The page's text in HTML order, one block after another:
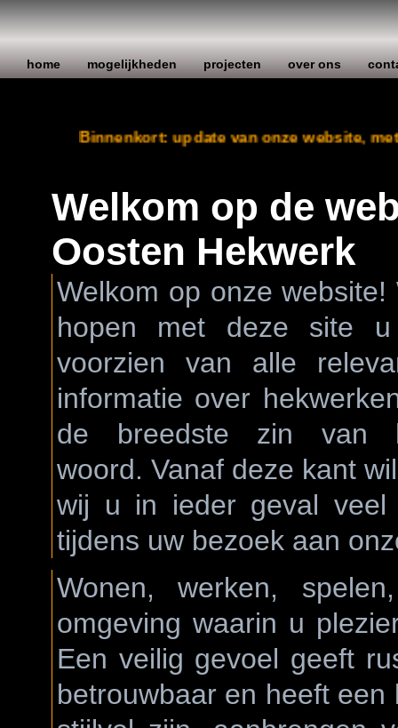
home mogelijkheden projecten over ons
Binnenkort: update van onze website,
Welkom op de
Oosten Hekwerk
Welkom op onze website!
hopen met deze site
voorzien van alle
informatie over
de breedste zin van
woord. Vanaf deze kant
wij u in ieder geval veel
tijdens uw bezoek aan
Wonen, werken,
omgeving waarin u
Een veilig gevoel geeft
betrouwbaar en heeft